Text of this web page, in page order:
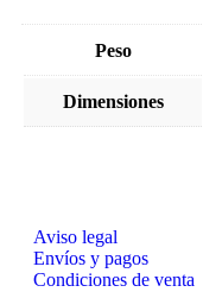
Peso
Dimensiones
Aviso legal
Envíos y pagos
Condiciones de venta